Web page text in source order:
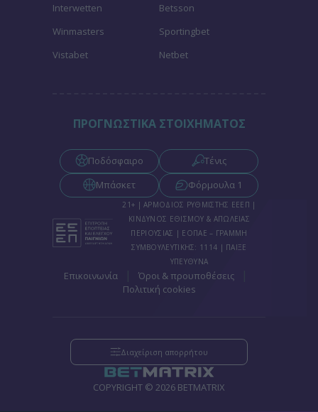
Interwetten
Betsson
Winmasters
Sportingbet
Vistabet
Netbet
ΠΡΟΓΝΩΣΤΙΚΑ ΣΤΟΙΧΗΜΑΤΟΣ
Ποδόσφαιρο
Τένις
Μπάσκετ
Φόρμουλα 1
21+ | ΑΡΜΟΔΙΟΣ ΡΥΘΜΙΣΤΗΣ ΕΕΕΠ |
ΚΙΝΔΥΝΟΣ ΕΘΙΣΜΟΥ & ΑΠΩΛΕΙΑΣ
ΠΕΡΙΟΥΣΙΑΣ | ΕΟΠΑΕ – ΓΡΑΜΜΗ
ΣΥΜΒΟΥΛΕΥΤΙΚΗΣ: 1114 | ΠΑΙΞΕ
ΥΠΕΥΘΥΝΑ
Επικοινωνία Όροι & προυποθέσεις
Πολιτική cookies
COPYRIGHT © 2026 BETMATRIX
Διαχείριση απορρήτου